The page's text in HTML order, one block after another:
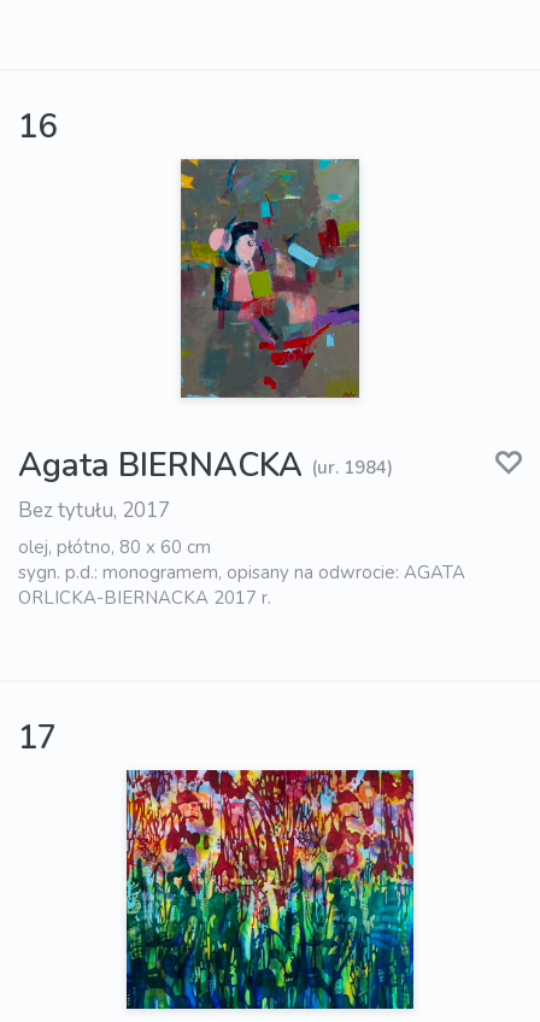
16
Agata BIERNACKA (ur. 1984)
Bez tytułu, 2017
olej, płótno, 80 x 60 cm
sygn. p.d.: monogramem, opisany na odwrocie: AGATA
ORLICKA-BIERNACKA 2017 r.
17